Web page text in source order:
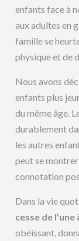
enfants face à
aux adultes en
famille se
physique et de
Nous avons
enfants plus
du même âge.
durablement
les autres
peut se
connotation
Dans la vie
cesse de l’une
obéissant,